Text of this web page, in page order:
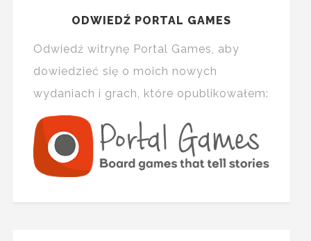
ODWIEDŹ PORTAL GAMES
Odwiedź witrynę Portal Games, aby
dowiedzieć się o moich nowych
wydaniach i grach, które opublikowałem: